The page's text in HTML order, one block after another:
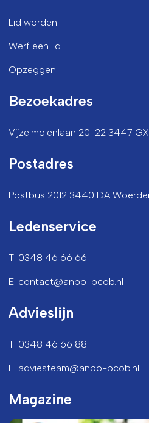
Lid worden
Werf een lid
Opzeggen
Bezoekadres
Vijzelmolenlaan 20-22 3447
Postadres
Postbus 2012 3440 DA
Ledenservice
T: 0348 46 66 66
E: contact@anbo-pcob.nl
Advieslijn
T: 0348 46 66 88
E: adviesteam@anbo-pcob.nl
Magazine